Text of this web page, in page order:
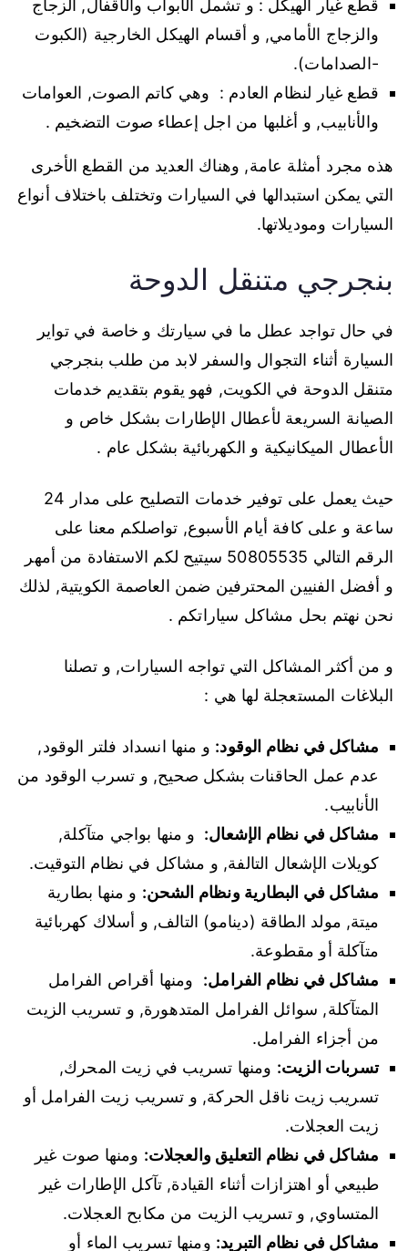
قطع غيار الهيكل : و تشمل الأبواب والأقفال, الزجاج
والزجاج الأمامي, و أقسام الهيكل الخارجية (الكبوت
-الصدامات).
قطع غيار لنظام العادم : وهي كاتم الصوت, العوامات
والأنابيب, و أغلبها من اجل إعطاء صوت التضخيم .
هذه مجرد أمثلة عامة, وهناك العديد من القطع الأخرى
التي يمكن استبدالها في السيارات وتختلف باختلاف أنواع
السيارات وموديلاتها.
بنجرجي متنقل الدوحة
في حال تواجد عطل ما في سيارتك و خاصة في تواير
السيارة أثناء التجوال والسفر لابد من طلب بنجرجي
متنقل الدوحة في الكويت, فهو يقوم بتقديم خدمات
الصيانة السريعة لأعطال الإطارات بشكل خاص و
الأعطال الميكانيكية و الكهربائية بشكل عام .
حيث يعمل على توفير خدمات التصليح على مدار 24
ساعة و على كافة أيام الأسبوع, تواصلكم معنا على
الرقم التالي 50805535 سيتيح لكم الاستفادة من أمهر
و أفضل الفنيين المحترفين ضمن العاصمة الكويتية, لذلك
نحن نهتم بحل مشاكل سياراتكم .
و من أكثر المشاكل التي تواجه السيارات, و تصلنا
البلاغات المستعجلة لها هي :
مشاكل في نظام الوقود: و منها انسداد فلتر الوقود,
عدم عمل الحاقنات بشكل صحيح, و تسرب الوقود من
الأنابيب.
مشاكل في نظام الإشعال: و منها بواجي متآكلة,
كويلات الإشعال التالفة, و مشاكل في نظام التوقيت.
مشاكل في البطارية ونظام الشحن: و منها بطارية
ميتة, مولد الطاقة (دينامو) التالف, و أسلاك كهربائية
متآكلة أو مقطوعة.
مشاكل في نظام الفرامل: ومنها أقراص الفرامل
المتآكلة, سوائل الفرامل المتدهورة, و تسريب الزيت
من أجزاء الفرامل.
تسربات الزيت: ومنها تسريب في زيت المحرك,
تسريب زيت ناقل الحركة, و تسريب زيت الفرامل أو
زيت العجلات.
مشاكل في نظام التعليق والعجلات: ومنها صوت غير
طبيعي أو اهتزازات أثناء القيادة, تآكل الإطارات غير
المتساوي, و تسريب الزيت من مكابح العجلات.
مشاكل في نظام التبريد: ومنها تسريب الماء أو